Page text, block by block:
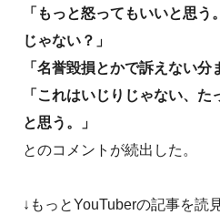
「もっと怒ってもいいと思
じゃない？」
「名誉毀損とかで訴えない分
「これはいじりじゃない、
と思う。」
とのコメントが続出した。
↓もっとYouTuberの記事を読